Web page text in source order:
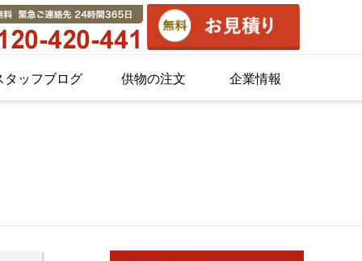
タッフブログ 供物の注文 企業情報